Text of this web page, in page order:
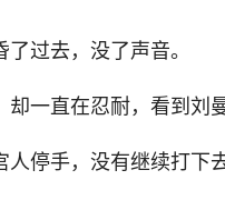
过去，没了声音。
一直在忍耐，看到刘
停手，没有继续打下去